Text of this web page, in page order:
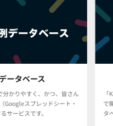
ータベース
かりやすく、かつ、皆さん
Googleスプレッドシート・
サービスです。
で
タ